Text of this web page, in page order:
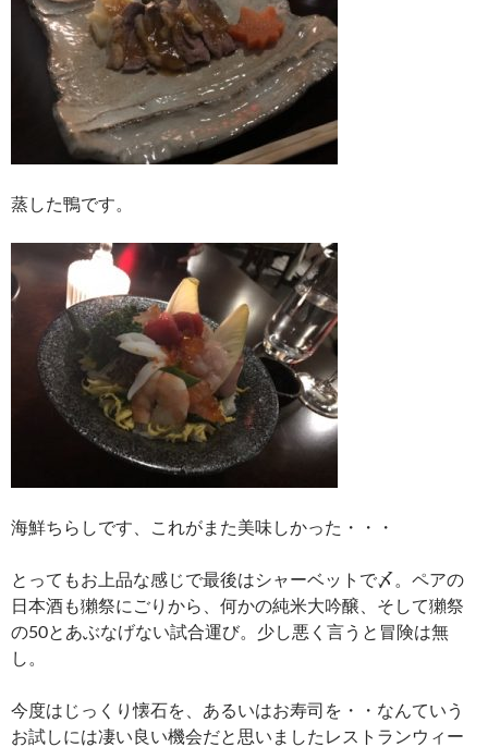
蒸した鴨です。
海鮮ちらしです、これがまた美味しかった・・・
とってもお上品な感じで最後はシャーベットで〆。ペアの
日本酒も獺祭にごりから、何かの純米大吟醸、そして獺祭
の50とあぶなげない試合運び。少し悪く言うと冒険は無
し。
今度はじっくり懐石を、あるいはお寿司を・・なんていう
お試しには凄い良い機会だと思いましたレストランウィー